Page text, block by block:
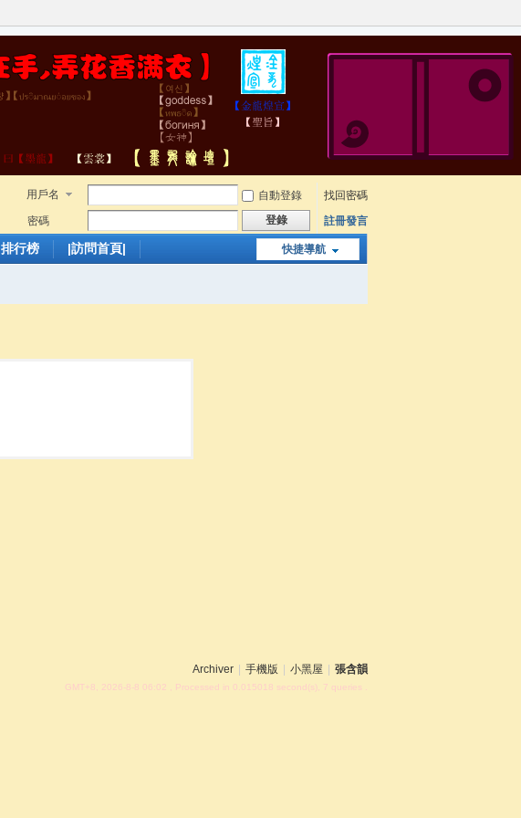
用戶名 自動登錄
找回密碼
密碼
登錄 註冊發言
快捷導航
排行榜 |訪問首頁|
Archiver 手機版 小黑屋 張含韻
GMT+8, 2026-8-8 06:02 , Processed in 0.015018 second(s), 7 queries .